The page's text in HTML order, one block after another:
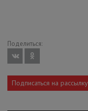
Поделиться:
Подписаться на рассылку